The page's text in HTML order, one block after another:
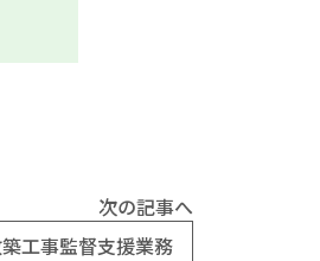
次の記事へ
工事監督支援業務